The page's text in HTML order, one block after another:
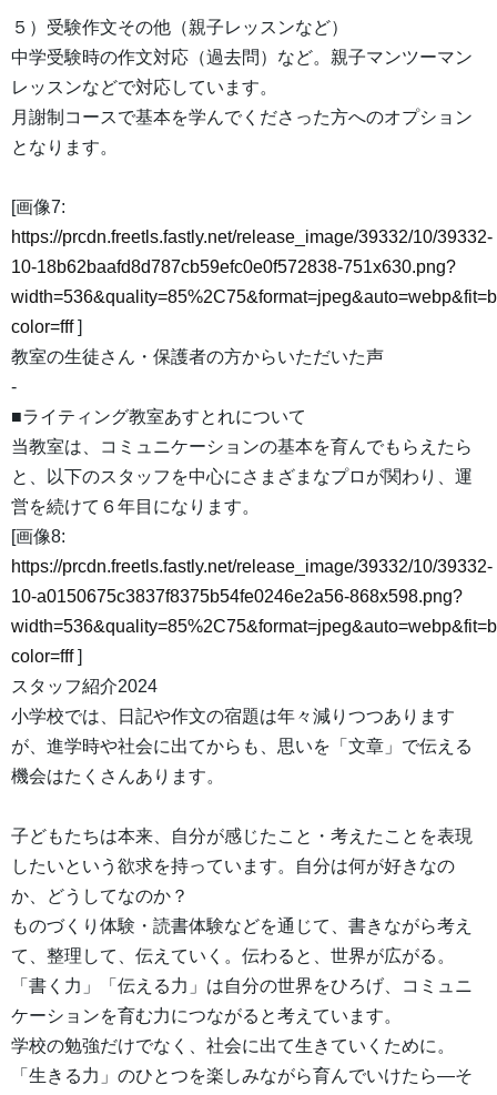
５）受験作文その他（親子レッスンなど）
中学受験時の作文対応（過去問）など。親子マンツーマン
レッスンなどで対応しています。
月謝制コースで基本を学んでくださった方へのオプション
となります。
[画像7:
https://prcdn.freetls.fastly.net/release_image/39332/10/39332-
10-18b62baafd8d787cb59efc0e0f572838-751x630.png?
color=fff]
教室の生徒さん・保護者の方からいただいた声
-
■ライティング教室あすとれについて
当教室は、コミュニケーションの基本を育んでもらえたら
と、以下のスタッフを中心にさまざまなプロが関わり、運
営を続けて６年目になります。
[画像8:
https://prcdn.freetls.fastly.net/release_image/39332/10/39332-
10-a0150675c3837f8375b54fe0246e2a56-868x598.png?
color=fff]
スタッフ紹介2024
小学校では、日記や作文の宿題は年々減りつつあります
が、進学時や社会に出てからも、思いを「文章」で伝える
機会はたくさんあります。
子どもたちは本来、自分が感じたこと・考えたことを表現
したいという欲求を持っています。自分は何が好きなの
か、どうしてなのか？
ものづくり体験・読書体験などを通じて、書きながら考え
て、整理して、伝えていく。伝わると、世界が広がる。
「書く力」「伝える力」は自分の世界をひろげ、コミュニ
ケーションを育む力につながると考えています。
学校の勉強だけでなく、社会に出て生きていくために。
「生きる力」のひとつを楽しみながら育んでいけたら―そ